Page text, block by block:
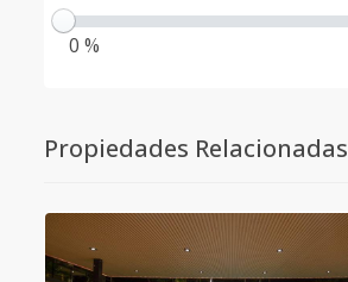
0 %
Propiedades Relacionadas